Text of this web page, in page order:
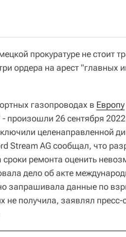
прокуратуре не стоит
ордера на арест "главных
газопроводах в Европу
произошли 26 сентября
целенаправленной
Stream AG сообщал, что
ремонта оценить
дело об акте
запрашивала данные по
не получила, заявлял пресс-